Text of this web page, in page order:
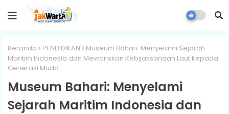
Beranda PENDIDIKAN
Museum Bahari: Menyelami Sejarah
Maritim Indonesia dan Mewariskan Kebijaksanaan Laut kepada
Generasi Muda
Museum Bahari: Menyelami
Sejarah Maritim Indonesia dan